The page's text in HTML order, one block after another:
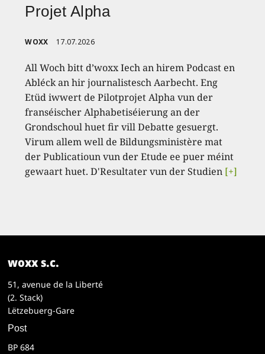
Projet Alpha
WOXX 17.07.2026
All Woch bitt d’woxx Iech an hirem Podcast en
Abléck an hir journalistesch Aarbecht. Eng
Etüd iwwert de Pilotprojet Alpha vun der
franséischer Alphabetiséierung an der
Grondschoul huet fir vill Debatte gesuergt.
Virum allem well de Bildungsministère mat
der Publicatioun vun der Etude ee puer méint
gewaart huet. D'Resultater vun der Studien [+]
woxx s.c.
51, avenue de la Liberté
(2. Stack)
Lëtzebuerg-Gare
Post
BP 684